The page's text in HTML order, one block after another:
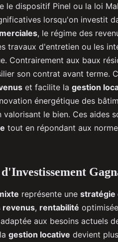
le dispositif Pinel ou la loi
lorsqu'on investit
, le régime des
travaux d'entretien ou les
Contrairement aux baux
son contrat avant terme.
et facilite la gestion
énergétique des
le bien. Ces aides
tout en répondant aux
représente une stratégie
revenus, rentabilité
aux besoins actuels
gestion locative devient